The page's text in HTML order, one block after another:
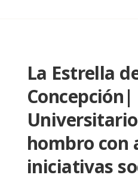
La Estrella
Concepción|
hombro con
iniciativas